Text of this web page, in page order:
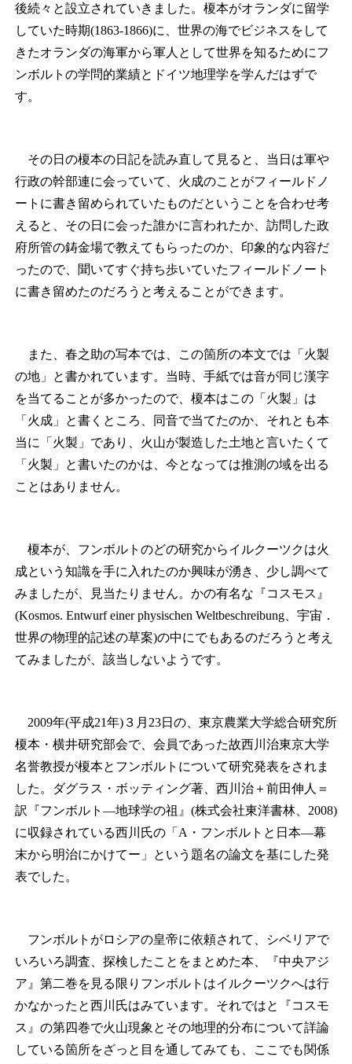
後続々と設立されていきました。榎本がオランダに留学
していた時期(1863-1866)に、世界の海でビジネスをして
きたオランダの海軍から軍人として世界を知るためにフ
ンボルトの学問的業績とドイツ地理学を学んだはずで
す。
その日の榎本の日記を読み直して見ると、当日は軍や
行政の幹部連に会っていて、火成のことがフィールドノ
ートに書き留められていたものだということを合わせ考
えると、その日に会った誰かに言われたか、訪問した政
府所管の鋳金場で教えてもらったのか、印象的な内容だ
ったので、聞いてすぐ持ち歩いていたフィールドノート
に書き留めたのだろうと考えることができます。
また、春之助の写本では、この箇所の本文では「火製
の地」と書かれています。当時、手紙では音が同じ漢字
を当てることが多かったので、榎本はこの「火製」は
「火成」と書くところ、同音で当てたのか、それとも本
当に「火製」であり、火山が製造した土地と言いたくて
「火製」と書いたのかは、今となっては推測の域を出る
ことはありません。
榎本が、フンボルトのどの研究からイルクーツクは火
成という知識を手に入れたのか興味が湧き、少し調べて
みましたが、見当たりません。かの有名な『コスモス』
(Kosmos. Entwurf einer physischen Weltbeschreibung、宇宙．
世界の物理的記述の草案)の中にでもあるのだろうと考え
てみましたが、該当しないようです。
2009年(平成21年)３月23日の、東京農業大学総合研究所
榎本・横井研究部会で、会員であった故西川治東京大学
名誉教授が榎本とフンボルトについて研究発表をされま
した。ダグラス・ボッティング著、西川治＋前田伸人＝
訳『フンボルト―地球学の祖』(株式会社東洋書林、2008)
に収録されている西川氏の「A・フンボルトと日本―幕
末から明治にかけてー」という題名の論文を基にした発
表でした。
フンボルトがロシアの皇帝に依頼されて、シベリアで
いろいろ調査、探検したことをまとめた本、『中央アジ
ア』第二巻を見る限りフンボルトはイルクーツクへは行
かなかったと西川氏はみています。それではと『コスモ
ス』の第四巻で火山現象とその地理的分布について詳論
している箇所をざっと目を通してみても、ここでも関係